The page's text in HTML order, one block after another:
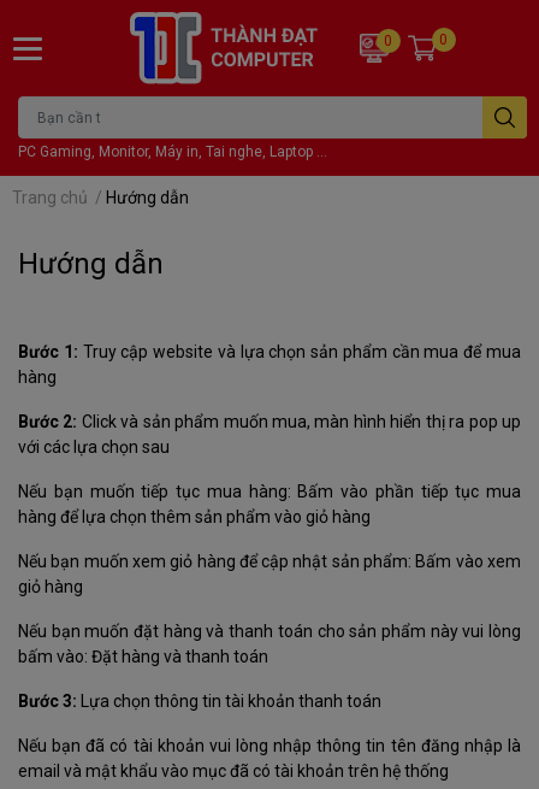
PC Gaming, Monitor, Máy in, Tai nghe, Laptop ...
0 0
Trang chủ / Hướng dẫn
Hướng dẫn
Bước 1: Truy cập website và lựa chọn sản phẩm cần mua để mua
hàng
Bước 2: Click và sản phẩm muốn mua, màn hình hiển thị ra pop up
với các lựa chọn sau
Nếu bạn muốn tiếp tục mua hàng: Bấm vào phần tiếp tục mua
hàng để lựa chọn thêm sản phẩm vào giỏ hàng
Nếu bạn muốn xem giỏ hàng để cập nhật sản phẩm: Bấm vào xem
giỏ hàng
Nếu bạn muốn đặt hàng và thanh toán cho sản phẩm này vui lòng
bấm vào: Đặt hàng và thanh toán
Bước 3: Lựa chọn thông tin tài khoản thanh toán
Nếu bạn đã có tài khoản vui lòng nhập thông tin tên đăng nhập là
email và mật khẩu vào mục đã có tài khoản trên hệ thống